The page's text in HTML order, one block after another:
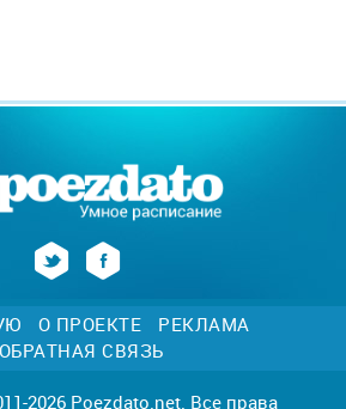
О ПРОЕКТЕ
РЕКЛАМА
ОБРАТНАЯ СВЯЗЬ
2026 Poezdato.net. Все права